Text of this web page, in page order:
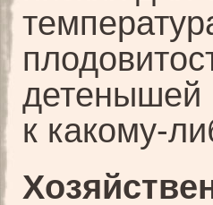
детенышей
к какому-